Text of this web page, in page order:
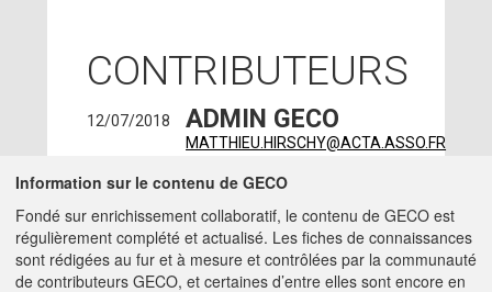
CONTRIBUTEURS
12/07/2018 ADMIN GECO
MATTHIEU.HIRSCHY@ACTA.ASSO.FR
24/08/2017 LOLA LEVEAU
IRSTEA - CLERMONT-
FERRAND (63000)
ingenieur -
LOLA.LEVEAU@IRSTEA.FR
Information sur le contenu de GECO
Fondé sur enrichissement collaboratif, le contenu de GECO est
régulièrement complété et actualisé. Les fiches de connaissances
sont rédigées au fur et à mesure et contrôlées par la communauté
de contributeurs GECO, et certaines d’entre elles sont encore en